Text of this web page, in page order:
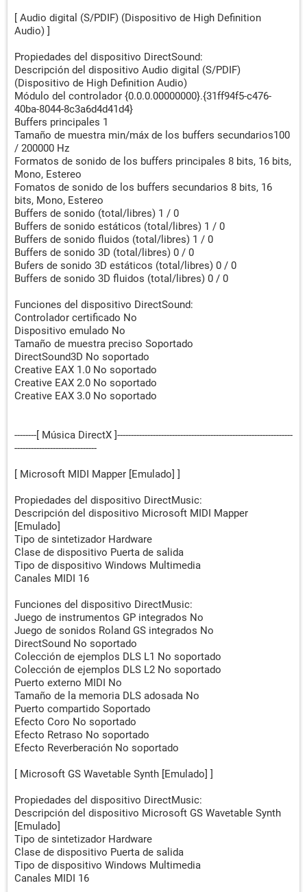
[ Audio digital (S/PDIF) (Dispositivo de High Definition
Audio) ]
Propiedades del dispositivo DirectSound:
Descripción del dispositivo Audio digital (S/PDIF)
(Dispositivo de High Definition Audio)
Módulo del controlador {0.0.0.00000000}.{31ff94f5-c476-
40ba-8044-8c3a6d4d41d4}
Buffers principales 1
Tamaño de muestra min/máx de los buffers secundarios100
/ 200000 Hz
Formatos de sonido de los buffers principales 8 bits, 16 bits,
Mono, Estereo
Fomatos de sonido de los buffers secundarios 8 bits, 16
bits, Mono, Estereo
Buffers de sonido (total/libres) 1 / 0
Buffers de sonido estáticos (total/libres) 1 / 0
Buffers de sonido fluidos (total/libres) 1 / 0
Buffers de sonido 3D (total/libres) 0 / 0
Bufers de sonido 3D estáticos (total/libres) 0 / 0
Buffers de sonido 3D fluidos (total/libres) 0 / 0
Funciones del dispositivo DirectSound:
Controlador certificado No
Dispositivo emulado No
Tamaño de muestra preciso Soportado
DirectSound3D No soportado
Creative EAX 1.0 No soportado
Creative EAX 2.0 No soportado
Creative EAX 3.0 No soportado
--------[ Música DirectX ]----------------------------------------------------------------
------------------------------
[ Microsoft MIDI Mapper [Emulado] ]
Propiedades del dispositivo DirectMusic:
Descripción del dispositivo Microsoft MIDI Mapper
[Emulado]
Tipo de sintetizador Hardware
Clase de dispositivo Puerta de salida
Tipo de dispositivo Windows Multimedia
Canales MIDI 16
Funciones del dispositivo DirectMusic:
Juego de instrumentos GP integrados No
Juego de sonidos Roland GS integrados No
DirectSound No soportado
Colección de ejemplos DLS L1 No soportado
Colección de ejemplos DLS L2 No soportado
Puerto externo MIDI No
Tamaño de la memoria DLS adosada No
Puerto compartido Soportado
Efecto Coro No soportado
Efecto Retraso No soportado
Efecto Reverberación No soportado
[ Microsoft GS Wavetable Synth [Emulado] ]
Propiedades del dispositivo DirectMusic:
Descripción del dispositivo Microsoft GS Wavetable Synth
[Emulado]
Tipo de sintetizador Hardware
Clase de dispositivo Puerta de salida
Tipo de dispositivo Windows Multimedia
Canales MIDI 16